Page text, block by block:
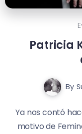
Patricia
By
Ya nos contó
motivo de